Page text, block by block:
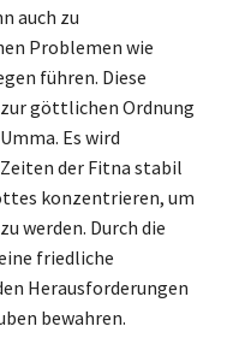
auch zu
Problemen wie
führen. Diese
göttlichen Ordnung
Es wird
der Fitna stabil
konzentrieren, um
werden. Durch die
friedliche
Herausforderungen
bewahren.